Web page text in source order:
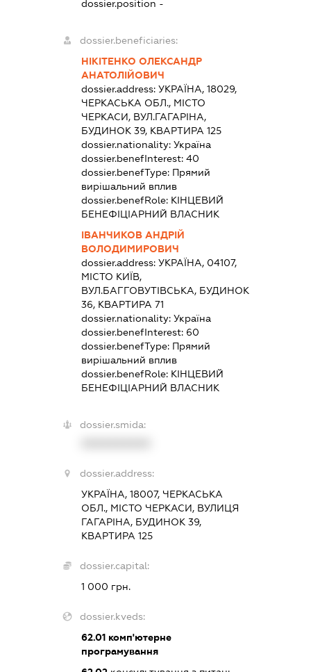
dossier.position -
dossier.beneficiaries:
НІКІТЕНКО ОЛЕКСАНДР
АНАТОЛІЙОВИЧ
dossier.address: УКРАЇНА, 18029,
ЧЕРКАСЬКА ОБЛ., МІСТО
ЧЕРКАСИ, ВУЛ.ГАГАРІНА,
БУДИНОК 39, КВАРТИРА 125
dossier.nationality: Україна
dossier.benefInterest: 40
dossier.benefType: Прямий
вирішальний вплив
dossier.benefRole: КІНЦЕВИЙ
БЕНЕФІЦІАРНИЙ ВЛАСНИК
ІВАНЧИКОВ АНДРІЙ
ВОЛОДИМИРОВИЧ
dossier.address: УКРАЇНА, 04107,
МІСТО КИЇВ,
ВУЛ.БАГГОВУТІВСЬКА, БУДИНОК
36, КВАРТИРА 71
dossier.nationality: Україна
dossier.benefInterest: 60
dossier.benefType: Прямий
вирішальний вплив
dossier.benefRole: КІНЦЕВИЙ
БЕНЕФІЦІАРНИЙ ВЛАСНИК
dossier.smida:
dossier.address:
УКРАЇНА, 18007, ЧЕРКАСЬКА
ОБЛ., МІСТО ЧЕРКАСИ, ВУЛИЦЯ
ГАГАРІНА, БУДИНОК 39,
КВАРТИРА 125
dossier.capital:
1 000 грн.
dossier.kveds:
62.01комп'ютерне
програмування